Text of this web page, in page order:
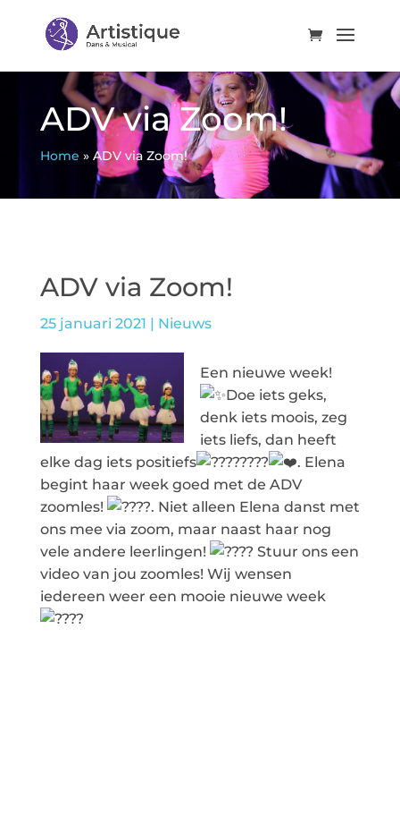
ADV via Zoom!
Home » ADV via Zoom!
ADV via Zoom!
25 januari 2021 | Nieuws
Een nieuwe week!
Doe iets geks,
denk iets moois, zeg
iets liefs, dan heeft
elke dag iets positiefs
. Elena
begint haar week goed met de ADV
zoomles!
. Niet alleen Elena danst met
ons mee via zoom, maar naast haar nog
vele andere leerlingen!
Stuur ons een
video van jou zoomles! Wij wensen
iedereen weer een mooie nieuwe week